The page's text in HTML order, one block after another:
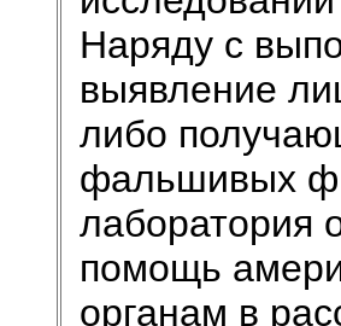
Наряду с
выявление
либо
фальшивых
лаборатория
помощь
органам в